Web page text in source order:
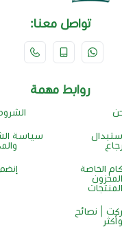
تواصل معنا:
روابط مهمة
سياسة
الخاصة
| نصائح